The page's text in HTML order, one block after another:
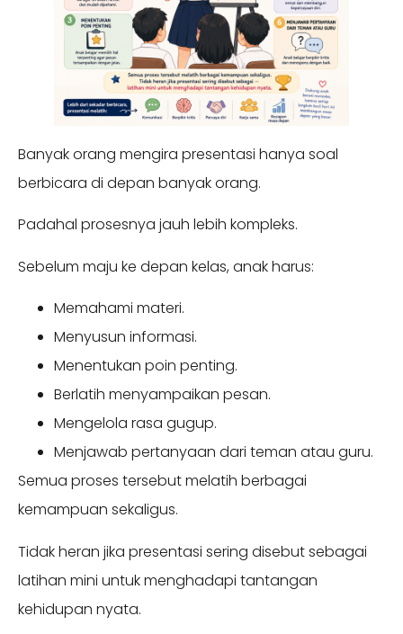
Banyak orang mengira presentasi hanya soal
berbicara di depan banyak orang.
Padahal prosesnya jauh lebih kompleks.
Sebelum maju ke depan kelas, anak harus:
Memahami materi.
Menyusun informasi.
Menentukan poin penting.
Berlatih menyampaikan pesan.
Mengelola rasa gugup.
Menjawab pertanyaan dari teman atau guru.
Semua proses tersebut melatih berbagai
kemampuan sekaligus.
Tidak heran jika presentasi sering disebut sebagai
latihan mini untuk menghadapi tantangan
kehidupan nyata.